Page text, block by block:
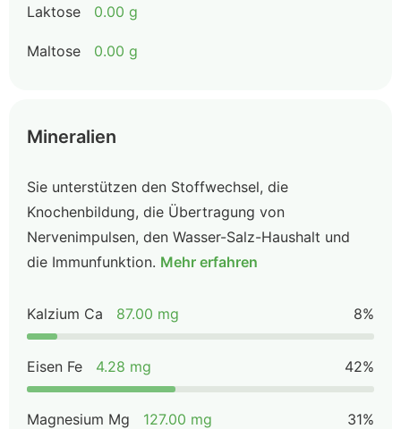
Laktose 0.00 g
Maltose 0.00 g
Mineralien
Sie unterstützen den Stoffwechsel, die
Knochenbildung, die Übertragung von
Nervenimpulsen, den Wasser-Salz-Haushalt und
die Immunfunktion. Mehr erfahren
Kalzium Ca 87.00 mg 8%
Eisen Fe 4.28 mg 42%
Magnesium Mg 127.00 mg 31%